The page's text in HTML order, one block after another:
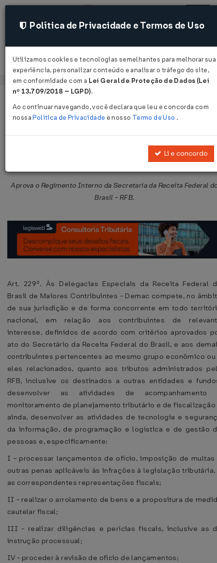
Acessar
Publicado no DOU em 17 mai 2012
Aprova o Regimento Interno da Secretaria da Receita Federal
Brasil - RFB.
Art. 229º. Às Delegacias Especiais da Receita Federal
Brasil de Maiores Contribuintes - Demac compete, no
de sua jurisdição e de forma concorrente em todo
nacional, em relação aos contribuintes de
interesse, definidos de acordo com critérios aprovados
ato do Secretário da Receita Federal do Brasil, e aos
contribuintes pertencentes ao mesmo grupo econômico ou
eles relacionados, quanto aos tributos administrados
RFB, inclusive os destinados a outras entidades e
desenvolver as atividades de acompanhamento
monitoramento de planejamento tributário e de fiscalização
ainda, desenvolver as atividades de tecnologia e
da informação, de programação e logística e de gestão
pessoas e, especificamente:
I - processar lançamentos de ofício, imposição de multas
outras penas aplicáveis às infrações à legislação tributária,
as correspondentes representações fiscais;
II - realizar o arrolamento de bens e a propositura de
cautelar fiscal;
III - realizar diligências e perícias fiscais, inclusive as
instrução processual;
IV - proceder à revisão de ofício de lançamentos;
Política de Privacidade e Termos de Uso
Utilizamos cookies e tecnologias semelhantes para melhorar sua
experiência, personalizar conteúdo e analisar o tráfego do site,
em conformidade com a Lei Geral de Proteção de Dados (Lei
nº 13.709/2018 – LGPD).
Ao continuar navegando, você declara que leu e concorda com
nossaPolítica de Privacidade e nosso Termo de Uso .
Li e concordo